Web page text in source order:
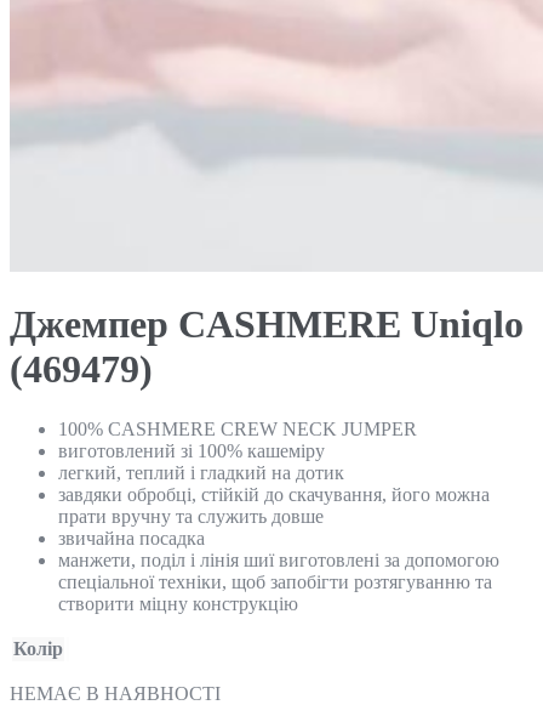
Джемпер CASHMERE Uniqlo
(469479)
100% CASHMERE CREW NECK JUMPER
виготовлений зі 100% кашеміру
легкий, теплий і гладкий на дотик
завдяки обробці, стійкій до скачування, його можна
прати вручну та служить довше
звичайна посадка
манжети, поділ і лінія шиї виготовлені за допомогою
спеціальної техніки, щоб запобігти розтягуванню та
створити міцну конструкцію
Колір
НЕМАЄ В НАЯВНОСТІ